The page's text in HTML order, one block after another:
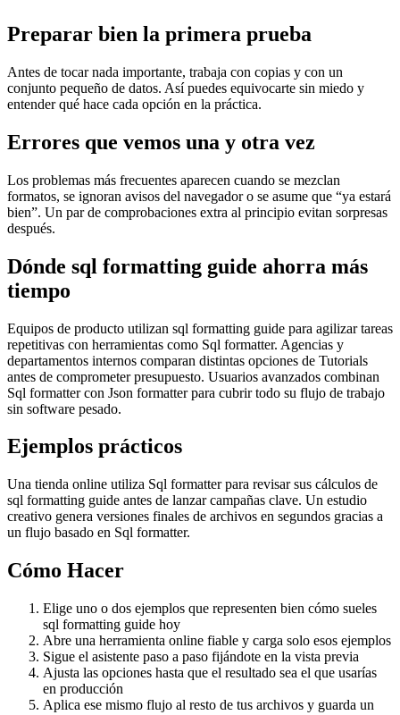
Preparar bien la primera prueba
Antes de tocar nada importante, trabaja con copias y con un
conjunto pequeño de datos. Así puedes equivocarte sin miedo y
entender qué hace cada opción en la práctica.
Errores que vemos una y otra vez
Los problemas más frecuentes aparecen cuando se mezclan
formatos, se ignoran avisos del navegador o se asume que “ya estará
bien”. Un par de comprobaciones extra al principio evitan sorpresas
después.
Dónde sql formatting guide ahorra más
tiempo
Equipos de producto utilizan sql formatting guide para agilizar tareas
repetitivas con herramientas como Sql formatter. Agencias y
departamentos internos comparan distintas opciones de Tutorials
antes de comprometer presupuesto. Usuarios avanzados combinan
Sql formatter con Json formatter para cubrir todo su flujo de trabajo
sin software pesado.
Ejemplos prácticos
Una tienda online utiliza Sql formatter para revisar sus cálculos de
sql formatting guide antes de lanzar campañas clave. Un estudio
creativo genera versiones finales de archivos en segundos gracias a
un flujo basado en Sql formatter.
Cómo Hacer
Elige uno o dos ejemplos que representen bien cómo sueles
sql formatting guide hoy
Abre una herramienta online fiable y carga solo esos ejemplos
Sigue el asistente paso a paso fijándote en la vista previa
Ajusta las opciones hasta que el resultado sea el que usarías
en producción
Aplica ese mismo flujo al resto de tus archivos y guarda un